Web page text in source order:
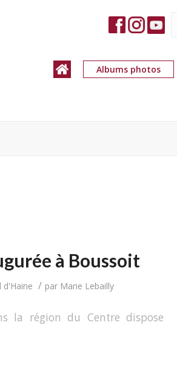
Albums photos
à Boussoit
d'Haine / par Marie Lebailly
la région du Centre dispose